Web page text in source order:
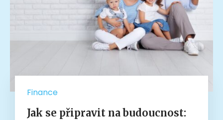
Finance
Jak se připravit na budoucnost: